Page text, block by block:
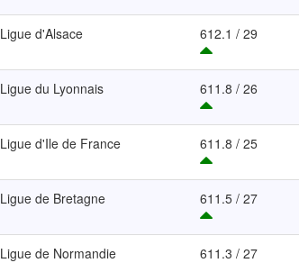
Ligue d'Alsace 612.1 / 29
Ligue du Lyonnais 611.8 / 26
Ligue d'Ile de France 611.8 / 25
Ligue de Bretagne 611.5 / 27
Ligue de Normandie 611.3 / 27